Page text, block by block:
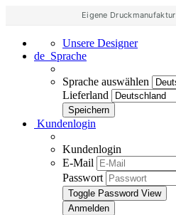
Eigene
Unsere Designer
de Sprache
Sprache auswählen
Lieferland
Kundenlogin
Kundenlogin
E-Mail
Passwort
Toggle Password View